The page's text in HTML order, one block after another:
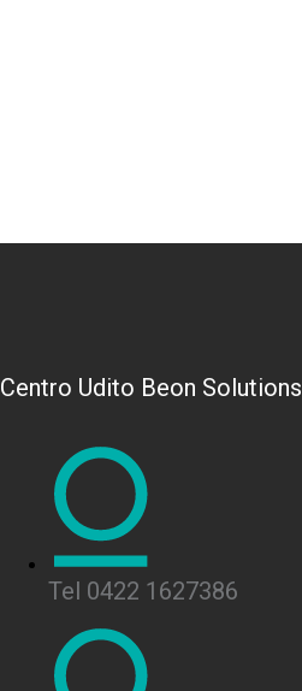
Centro Udito Beon Solutions
Tel 0422 1627386